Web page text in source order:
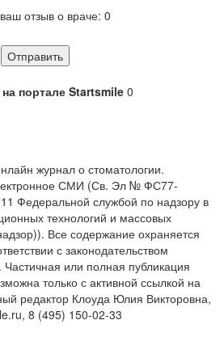
отзыв о враче: 0
портале Startsmile 0
журнал о стоматологии.
СМИ (Св. Эл № ФС77-
Федеральной службой по надзору в
технологий и массовых
Все содержание охраняется
с законодательством
или полная публикация
только с активной ссылкой на
редактор Клоуда Юлия Викторовна,
8 (495) 150-02-33